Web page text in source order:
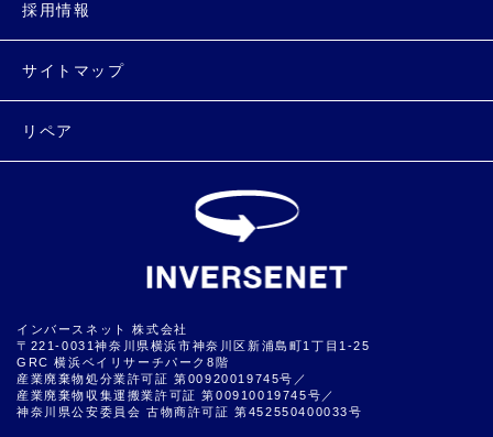
採用情報
サイトマップ
リペア
インバースネット 株式会社
〒221-0031神奈川県横浜市神奈川区新浦島町1丁目1-25
GRC 横浜ベイリサーチパーク8階
産業廃棄物処分業許可証 第00920019745号／
産業廃棄物収集運搬業許可証 第00910019745号／
神奈川県公安委員会 古物商許可証 第452550400033号